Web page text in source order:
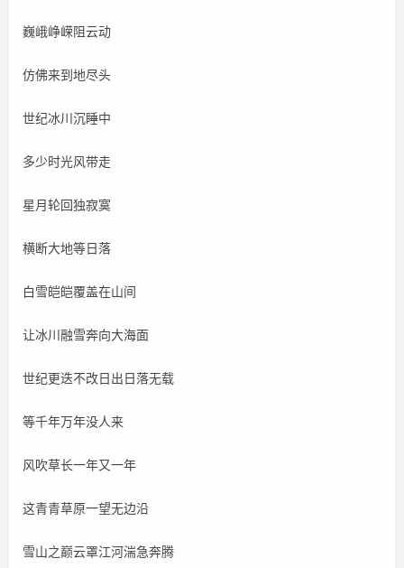
巍峨峥嵘阻云动
仿佛来到地尽头
世纪冰川沉睡中
多少时光风带走
星月轮回独寂寞
横断大地等日落
白雪皑皑覆盖在山间
让冰川融雪奔向大海面
世纪更迭不改日出日落无载
等千年万年没人来
风吹草长一年又一年
这青青草原一望无边沿
雪山之巅云罩江河湍急奔腾